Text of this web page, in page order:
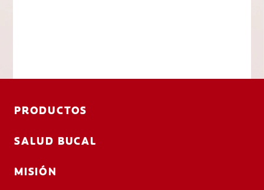
PRODUCTOS
SALUD BUCAL
MISIÓN